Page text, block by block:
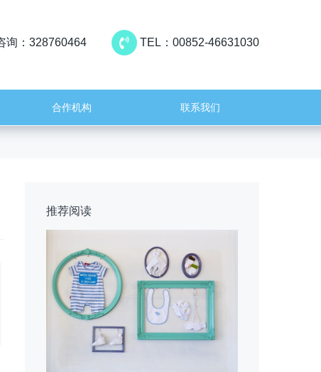
TEL：00852-46631030
询：328760464
合作机构 联系我们
推荐阅读